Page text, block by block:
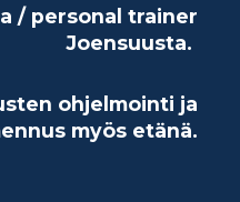
/ personal trainer
Joensuusta.
ohjelmointi ja
myös etänä.